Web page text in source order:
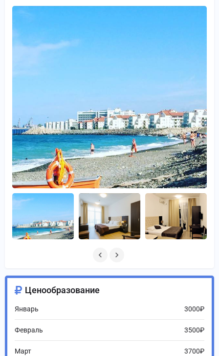
Ценообразование
Январь 3000₽
Февраль 3500₽
Март 3700₽